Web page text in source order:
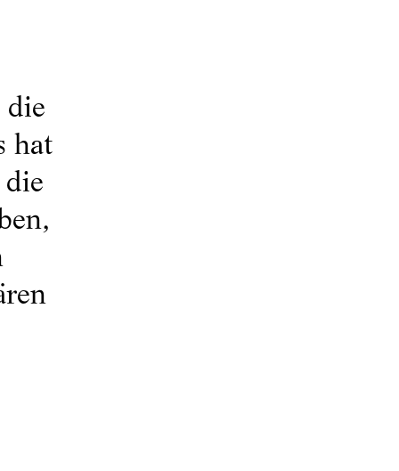
die
hat